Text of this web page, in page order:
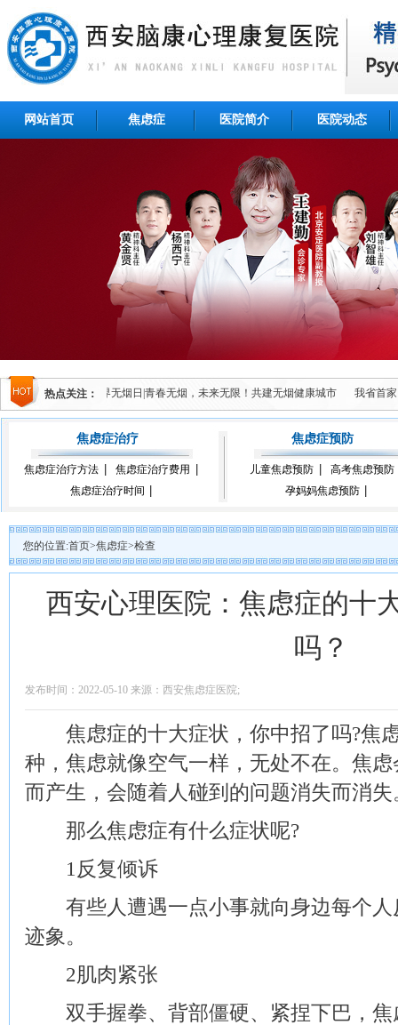
网站首页 焦虑症 医院简介 医院动态
热点关注：
签约仪式 5.31世界无烟日|青春无烟，未来无限！共建无烟健康城市 我省首
焦虑症治疗
焦虑症治疗方法
焦虑症治疗费用
焦虑症治疗时间
焦虑症预防
儿童焦虑预防
高考焦虑预防
孕妈妈焦虑预防
您的位置:首页>焦虑症>检查
西安心理医院：焦虑症的十
吗？
发布时间：2022-05-10 来源：西安焦虑症医院;
焦虑症的十大症状，你中招了吗?焦
种，焦虑就像空气一样，无处不在。焦
而产生，会随着人碰到的问题消失而消失
那么焦虑症有什么症状呢?
1反复倾诉
有些人遭遇一点小事就向身边每个人
迹象。
2肌肉紧张
双手握拳、背部僵硬、紧捏下巴，焦